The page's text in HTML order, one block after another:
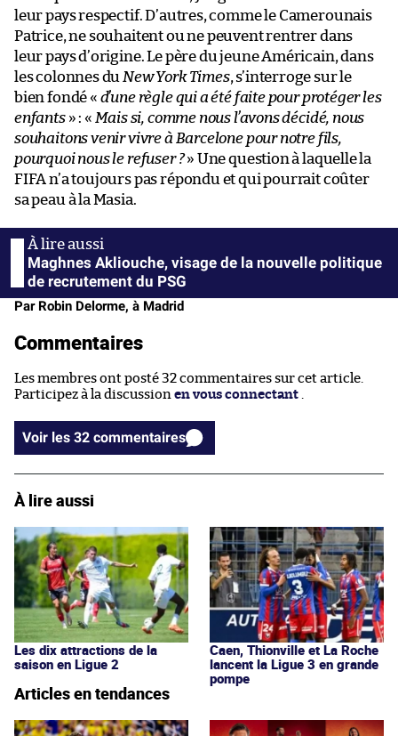
leur pays respectif. D’autres, comme le Camerounais
Patrice, ne souhaitent ou ne peuvent rentrer dans
leur pays d’origine. Le père du jeune Américain, dans
les colonnes duNew York Times, s’interroge sur le
bien fondé « d’une règle qui a été faite pour protéger les
enfants» : « Mais si, comme nous l’avons décidé, nous
souhaitons venir vivre à Barcelone pour notre fils,
pourquoi nous le refuser ?» Une question à laquelle la
FIFA n’a toujours pas répondu et qui pourrait coûter
sa peau à la Masia.
Maghnes Akliouche, visage de la nouvelle politique
de recrutement du PSG
Par Robin Delorme, à Madrid
Commentaires
Les membres ont posté 32 commentaires sur cet article.
Participez à la discussion en vous connectant .
Voir les 32 commentaires
À lire aussi
Les dix attractions de la
saison en Ligue 2
Caen, Thionville et La Roche
lancent la Ligue 3 en grande
pompe
Articles en tendances